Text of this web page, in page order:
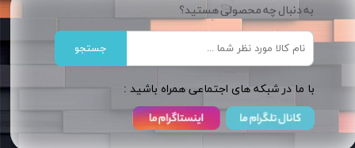
به دنبال چه محصولی هستید؟
جستجو
​​با ما در شبکه های اجتماعی همراه باشید :